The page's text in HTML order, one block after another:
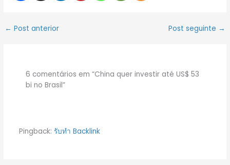
← Post anterior Post seguinte →
6 comentários em “China quer investir até US$ 53
bi no Brasil”
Pingback: รับทำ Backlink